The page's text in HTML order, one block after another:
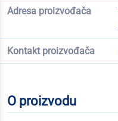
Adresa proizvođača
Kontakt proizvođača
O proizvodu